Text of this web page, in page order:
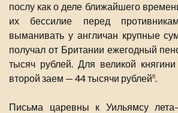
послу как о деле ближайшего
их бессилие перед
выманивать у англичан крупные
получал от Британии ежегодный
тысяч рублей. Для великой
второй заем — 44 тысячи рублей8
Письма царевны к Уильямсу